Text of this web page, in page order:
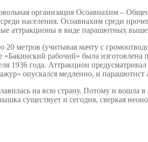
организация Осоавиахим –
населения. Осоавиахим среди
аттракционы в виде парашютных
метров (учитывая мачту с
«Бакинский рабочий» была
1936 года. Аттракцион
опускался медленно, и
на всю страну. Потому и вошла
существует и сегодня, сверкая